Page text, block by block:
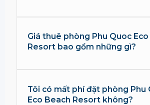
Giá thuê phòng Phu Quoc
Resort bao gồm những gì?
Tôi có mất phí đặt phòng Phu
Eco Beach Resort không?